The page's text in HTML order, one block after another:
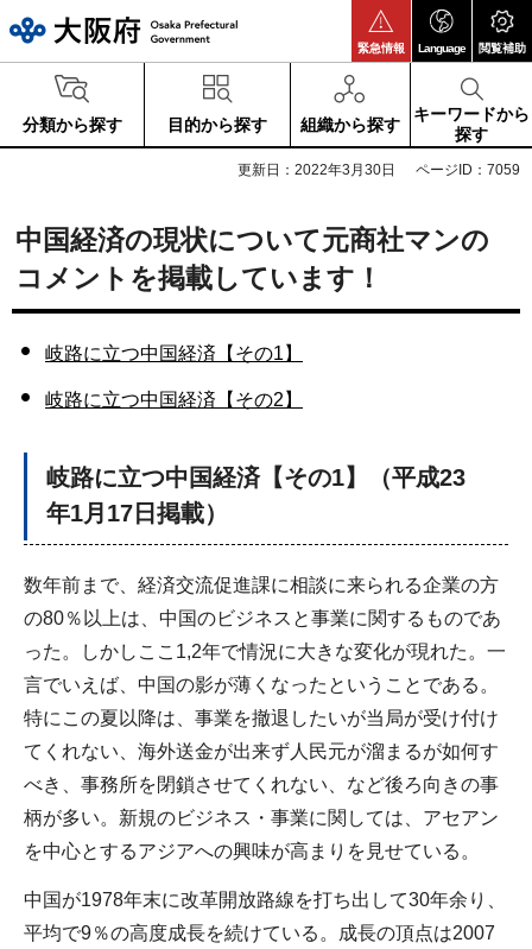
緊急情報 Language 閲覧補助
分類から探す 目的から探す 組織から探す
キーワードから
探す
更新日：2022年3月30日 ページID：7059
中国経済の現状について元商社マンの
コメントを掲載しています！
岐路に立つ中国経済【その1】
岐路に立つ中国経済【その2】
岐路に立つ中国経済【その1】
（平成23
年1月17日掲載）
数年前まで、経済交流促進課に相談に来られる企業の方
の80％以上は、中国のビジネスと事業に関するものであ
った。しかしここ1,2年で情況に大きな変化が現れた。一
言でいえば、中国の影が薄くなったということである。
特にこの夏以降は、事業を撤退したいが当局が受け付け
てくれない、海外送金が出来ず人民元が溜まるが如何す
べき、事務所を閉鎖させてくれない、など後ろ向きの事
柄が多い。新規のビジネス・事業に関しては、アセアン
を中心とするアジアへの興味が高まりを見せている。
中国が1978年末に改革開放路線を打ち出して30年余り、
平均で9％の高度成長を続けている。成長の頂点は2007